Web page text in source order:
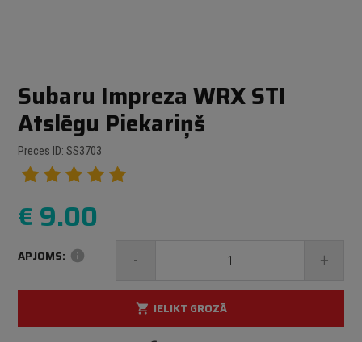
Subaru Impreza WRX STI
Atslēgu Piekariņš
Preces ID: SS3703
€ 9.00
APJOMS: info - +
shopping_cart IELIKT GROZĀ